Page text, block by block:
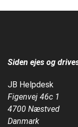
Siden ejes og
JB Helpdesk
Figenvej 46c 1
4700 Næstved
Danmark